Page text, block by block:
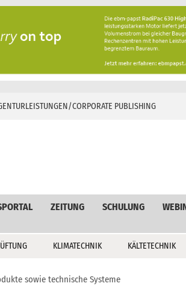
CORPORATE PUBLISHING
ZEITUNG SCHULUNG
KLIMATECHNIK KÄLTETECHNIK
sowie technische Systeme